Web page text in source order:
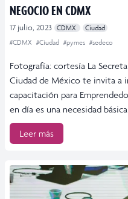
NEGOCIO EN CDMX
17 julio, 2023 CDMX
Ciudad
#CDMX #Ciudad #pymes #sedeco
Fotografía: cortesía La
Ciudad de México te invita a
capacitación para
en día es una necesidad
Leer más